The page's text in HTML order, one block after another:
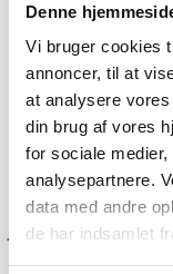
Denne
Vi bruger cookies
annoncer, til at
at analysere
din brug af vores
for sociale
analysepartnere.
data med andre
de har indsamlet
Dag-til-dag levering
Lagervarer leveres
første hverdag efter